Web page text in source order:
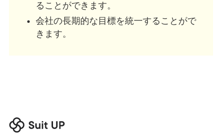
ることができます。
会社の長期的な目標を統一することがで
きます。